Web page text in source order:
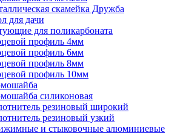
скамейка Дружба
для дачи
для поликарбоната
профиль 4мм
профиль 6мм
профиль 8мм
профиль 10мм
силиконовая
резиновый широкий
резиновый узкий
и стыковочные алюминиевые